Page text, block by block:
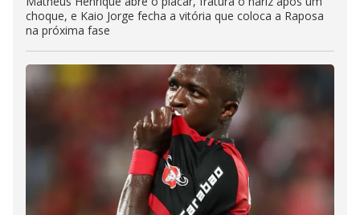
choque, e Kaio Jorge fecha a vitória que coloca a Raposa
na próxima fase